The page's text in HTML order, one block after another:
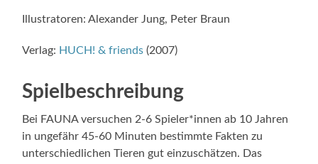
Illustratoren: Alexander Jung, Peter Braun
Verlag: HUCH! & friends (2007)
Spielbeschreibung
Bei FAUNA versuchen 2-6 Spieler*innen ab 10 Jahren
in ungefähr 45-60 Minuten bestimmte Fakten zu
unterschiedlichen Tieren gut einzuschätzen. Das